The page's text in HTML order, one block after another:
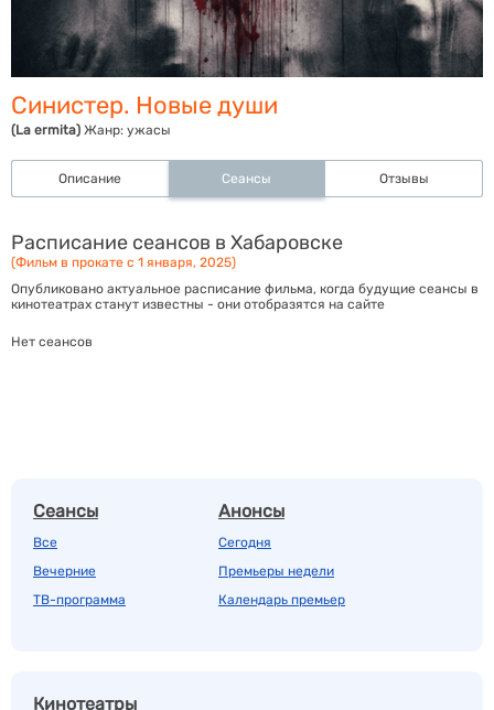
Синистер. Новые души
(La ermita) Жанр: ужасы
Описание Сеансы Отзывы
Расписание сеансов в Хабаровске
(Фильм в прокате с 1 января, 2025)
Опубликовано актуальное расписание фильма, когда будущие сеансы в
кинотеатрах станут известны - они отобразятся на сайте
Нет сеансов
Сеансы
Все
Вечерние
ТВ-программа
Анонсы
Сегодня
Премьеры недели
Календарь премьер
Кинотеатры